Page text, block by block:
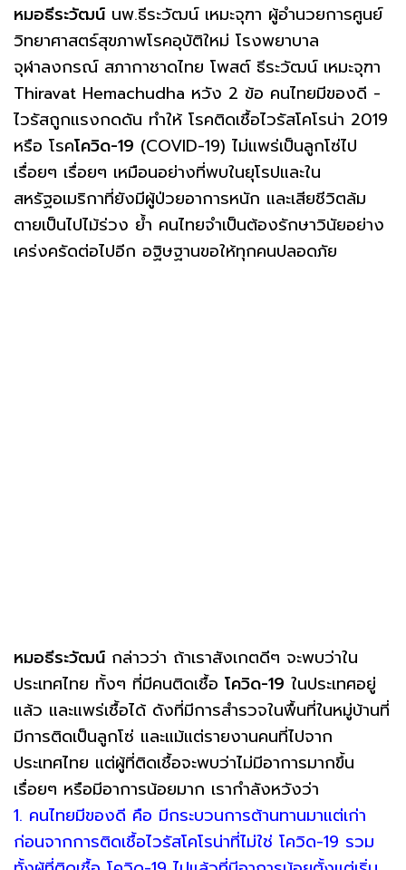
หมอธีระวัฒน์ นพ.ธีระวัฒน์ เหมะจุฑา ผู้อำนวยการศูนย์
วิทยาศาสตร์สุขภาพโรคอุบัติใหม่ โรงพยาบาล
จุฬาลงกรณ์ สภากาชาดไทย โพสต์ ธีระวัฒน์ เหมะจุฑา
Thiravat Hemachudha หวัง 2 ข้อ คนไทยมีของดี -
ไวรัสถูกแรงกดดัน ทำให้ โรคติดเชื้อไวรัสโคโรน่า 2019
หรือ โรคโควิด-19 (COVID-19) ไม่แพร่เป็นลูกโซ่ไป
เรื่อยๆ เรื่อยๆ เหมือนอย่างที่พบในยุโรปและใน
สหรัฐอเมริกาที่ยังมีผู้ป่วยอาการหนัก และเสียชีวิตล้ม
ตายเป็นไปไม้ร่วง ย้ำ คนไทยจำเป็นต้องรักษาวินัยอย่าง
เคร่งครัดต่อไปอีก อฐิษฐานขอให้ทุกคนปลอดภัย
หมอธีระวัฒน์ กล่าวว่า ถ้าเราสังเกตดีๆ จะพบว่าใน
ประเทศไทย ทั้งๆ ที่มีคนติดเชื้อ โควิด-19 ในประเทศอยู่
แล้ว และแพร่เชื้อได้ ดังที่มีการสำรวจในพื้นที่ในหมู่บ้านที่
มีการติดเป็นลูกโซ่ และแม้แต่รายงานคนที่ไปจาก
ประเทศไทย แต่ผู้ที่ติดเชื้อจะพบว่าไม่มีอาการมากขึ้น
เรื่อยๆ หรือมีอาการน้อยมาก เรากำลังหวังว่า
1. คนไทยมีของดี คือ มีกระบวนการต้านทานมาแต่เก่า
ก่อนจากการติดเชื้อไวรัสโคโรน่าที่ไม่ใช่ โควิด-19 รวม